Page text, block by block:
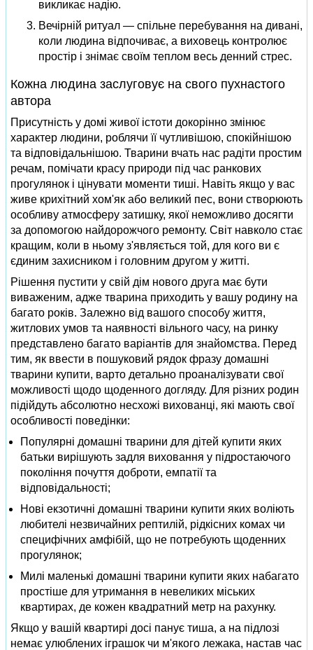
викликає надію.
Вечірній ритуал — спільне перебування на дивані,
коли людина відпочиває, а виховець контролює
простір і знімає своїм теплом весь денний стрес.
Кожна людина заслуговує на свого пухнастого
автора
Присутність у домі живої істоти докорінно змінює
характер людини, роблячи її чутливішою, спокійнішою
та відповідальнішою. Тварини вчать нас радіти простим
речам, помічати красу природи під час ранкових
прогулянок і цінувати моменти тиші. Навіть якщо у вас
живе крихітний хом'як або великий пес, вони створюють
особливу атмосферу затишку, якої неможливо досягти
за допомогою найдорожчого ремонту. Світ навколо стає
кращим, коли в ньому з'являється той, для кого ви є
єдиним захисником і головним другом у житті.
Рішення пустити у свій дім нового друга має бути
виваженим, адже тварина приходить у вашу родину на
багато років. Залежно від вашого способу життя,
житлових умов та наявності вільного часу, на ринку
представлено багато варіантів для знайомства. Перед
тим, як ввести в пошуковий рядок фразу домашні
тварини купити, варто детально проаналізувати свої
можливості щодо щоденного догляду. Для різних родин
підійдуть абсолютно несхожі вихованці, які мають свої
особливості поведінки:
Популярні домашні тварини для дітей купити яких
батьки вирішують задля виховання у підростаючого
покоління почуття доброти, емпатії та
відповідальності;
Нові екзотичні домашні тварини купити яких воліють
любителі незвичайних рептилій, рідкісних комах чи
специфічних амфібій, що не потребують щоденних
прогулянок;
Милі маленькі домашні тварини купити яких набагато
простіше для утримання в невеликих міських
квартирах, де кожен квадратний метр на рахунку.
Якщо у вашій квартирі досі панує тиша, а на підлозі
немає улюблених іграшок чи м'якого лежака, настав час